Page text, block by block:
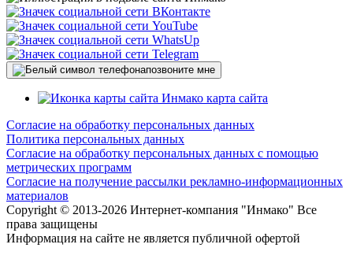
позвоните мне
карта сайта
Согласие на обработку персональных данных
Политика персональных данных
Согласие на обработку персональных данных с помощью
метрических программ
Согласие на получение рассылки рекламно-информационных
материалов
Copyright © 2013-2026 Интернет-компания "Инмако" Все
права защищены
Информация на сайте не является публичной офертой